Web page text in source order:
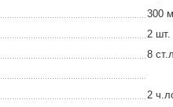
300
2 шт.
8
2